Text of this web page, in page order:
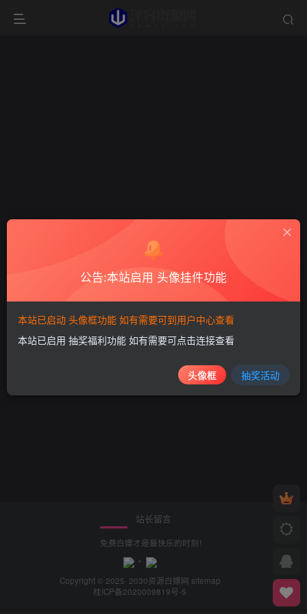
站长留言
免费白嫖才是最快乐的时刻！
Copyright © 2025· 2030资源白嫖网 sitemap
桂ICP备2020009819号-5
公告:本站启用 头像挂件功能
本站已启动 头像框功能 如有需要可到用户中心查看
本站已启用 抽奖福利功能 如有需要可点击连接查看
头像框 抽奖活动